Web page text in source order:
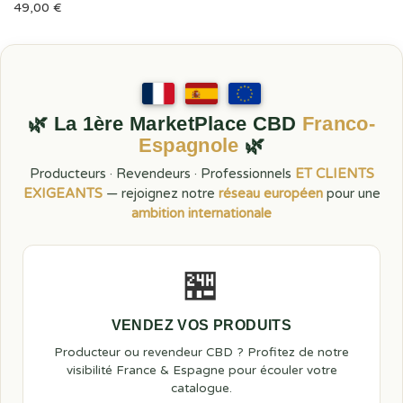
49,00 €
🌿 La 1ère MarketPlace CBD Franco-
Espagnole 🌿
Producteurs · Revendeurs · Professionnels ET CLIENTS
EXIGEANTS— rejoignez notre réseau européenpour une
ambition internationale
🏪
VENDEZ VOS PRODUITS
Producteur ou revendeur CBD ? Profitez de notre
visibilité France & Espagne pour écouler votre
catalogue.